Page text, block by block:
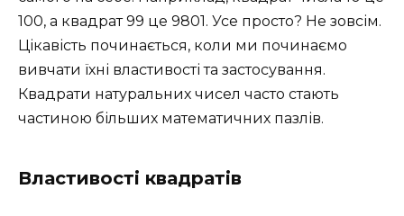
100, а квадрат 99 це 9801. Усе просто? Не зовсім.
Цікавість починається, коли ми починаємо
вивчати їхні властивості та застосування.
Квадрати натуральних чисел часто стають
частиною більших математичних пазлів.
Властивості квадратів